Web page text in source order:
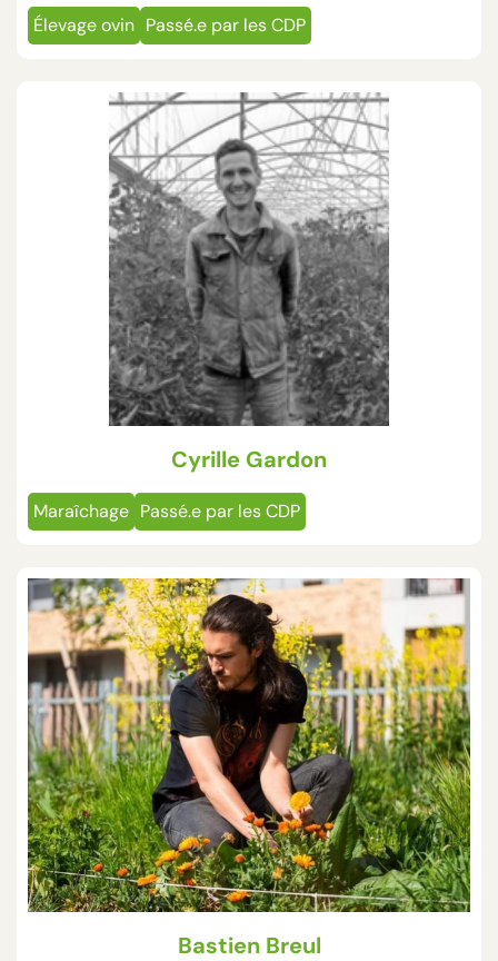
Élevage ovin Passé.e par les CDP
Cyrille Gardon
Maraîchage Passé.e par les CDP
Bastien Breul